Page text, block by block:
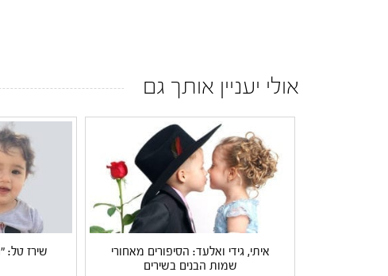
אולי יעניין אותך גם
איתי, גידי ואלעד: הסיפורים מאחורי
שמות הבנים בשירים
שירז